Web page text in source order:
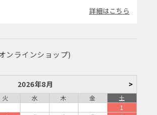
詳細はこちら
ンラインショップ)
2026年8月 >
火 水 木 金
土
1